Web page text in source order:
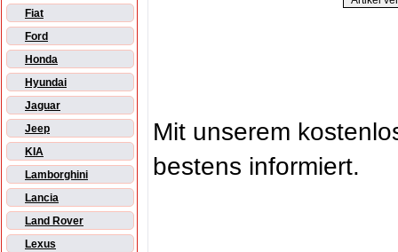
Fiat
Ford
Honda
Hyundai
Jaguar
Jeep
KIA
Lamborghini
Lancia
Land Rover
Lexus
Mit unserem
bestens informiert.